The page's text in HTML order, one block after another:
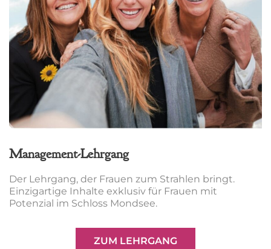
Management-Lehrgang
Der Lehrgang, der Frauen zum Strahlen bringt.
Einzigartige Inhalte exklusiv für Frauen mit
Potenzial im Schloss Mondsee.
ZUM LEHRGANG